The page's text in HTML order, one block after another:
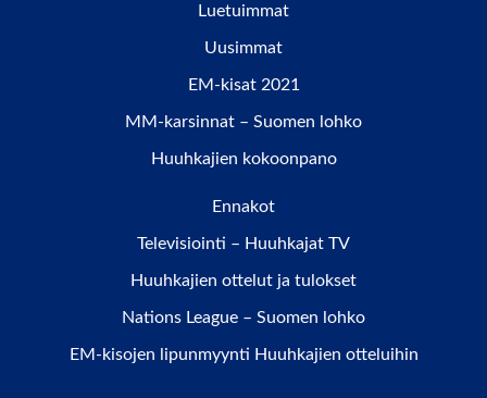
Luetuimmat
Uusimmat
EM-kisat 2021
MM-karsinnat – Suomen lohko
Huuhkajien kokoonpano
Ennakot
Televisiointi – Huuhkajat TV
Huuhkajien ottelut ja tulokset
Nations League – Suomen lohko
EM-kisojen lipunmyynti Huuhkajien otteluihin